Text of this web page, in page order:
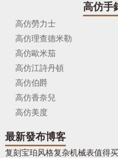
高仿手
高仿勞力士
高仿理查德米勒
高仿歐米茄
高仿江詩丹頓
高仿伯爵
高仿香奈兒
高仿美度
最新發布博客
复刻宝珀风格复杂机械表值得